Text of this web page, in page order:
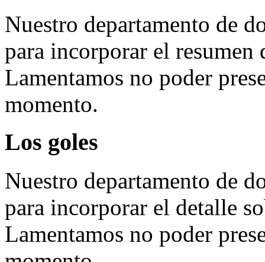
Nuestro departamento de
para incorporar el
Lamentamos no poder
momento.
Los goles
Nuestro departamento de
para incorporar el detalle
Lamentamos no poder